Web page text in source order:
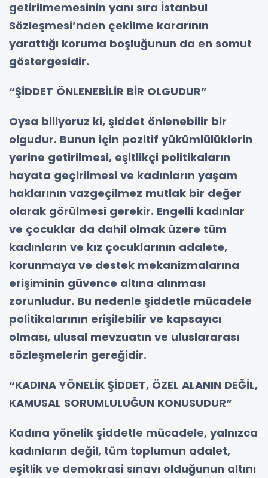
getirilmemesinin yanı sıra İstanbul
Sözleşmesi’nden çekilme kararının
yarattığı koruma boşluğunun da en somut
göstergesidir.
“ŞİDDET ÖNLENEBİLİR BİR OLGUDUR”
Oysa biliyoruz ki, şiddet önlenebilir bir
olgudur. Bunun için pozitif yükümlülüklerin
yerine getirilmesi, eşitlikçi politikaların
hayata geçirilmesi ve kadınların yaşam
haklarının vazgeçilmez mutlak bir değer
olarak görülmesi gerekir. Engelli kadınlar
ve çocuklar da dahil olmak üzere tüm
kadınların ve kız çocuklarının adalete,
korunmaya ve destek mekanizmalarına
erişiminin güvence altına alınması
zorunludur. Bu nedenle şiddetle mücadele
politikalarının erişilebilir ve kapsayıcı
olması, ulusal mevzuatın ve uluslararası
sözleşmelerin gereğidir.
“KADINA YÖNELİK ŞİDDET, ÖZEL ALANIN DEĞİL,
KAMUSAL SORUMLULUĞUN KONUSUDUR”
Kadına yönelik şiddetle mücadele, yalnızca
kadınların değil, tüm toplumun adalet,
eşitlik ve demokrasi sınavı olduğunun altını